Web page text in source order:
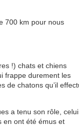
700 km pour nous
!) chats et chiens
frappe durement les
de chatons qu’il
a tenu son rôle,
en ont été émus et